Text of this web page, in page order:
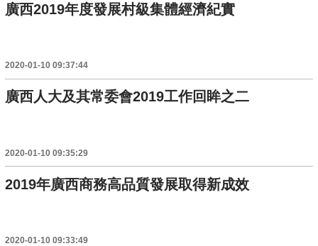
廣西2019年度發展村級集體經濟紀實
2020-01-10 09:37:44
廣西人大及其常委會2019工作回眸之二
2020-01-10 09:35:29
2019年廣西商務高品質發展取得新成效
2020-01-10 09:33:49